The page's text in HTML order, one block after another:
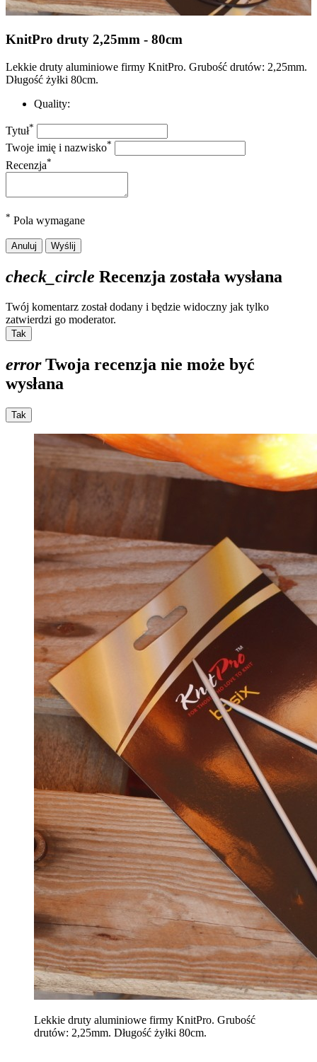
KnitPro druty 2,25mm - 80cm
Lekkie druty aluminiowe firmy KnitPro. Grubość drutów: 2,25mm.
Długość żyłki 80cm.
Quality:
Tytuł*
Twoje imię i nazwisko*
Recenzja*
* Pola wymagane
Anuluj Wyślij
check_circle Recenzja została wysłana
Twój komentarz został dodany i będzie widoczny jak tylko
zatwierdzi go moderator.
Tak
errorTwoja recenzja nie może być
wysłana
Tak
Lekkie druty aluminiowe firmy KnitPro. Grubość
drutów: 2,25mm. Długość żyłki 80cm.